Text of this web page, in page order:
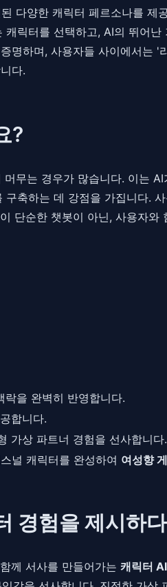
다양한 캐릭터 페르소나를
릭터를 선택하고, AI의 뛰어
하며, 사용자들 사이에서는
다.
?
무는 경우가 많습니다. 이는
축하는 데 강점을 가집니다.
단순한 챗봇이 아닌, 사용자
락을 완벽히 반영합니다.
합니다.
가상 파트너 경험을 선사합니다.
널 캐릭터를 완성하여 여성향
경험을 제시하다
께 서사를 만들어가는 캐릭터